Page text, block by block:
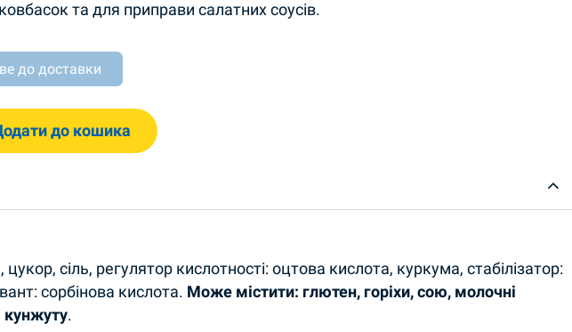
та для приправи салатних соусів.
до доставки
190g Delicco quantity
до кошика
цукор, сіль, регулятор кислотності: оцтова кислота, куркума, стабілізатор:
сорбінова кислота. Може містити: глютен, горіхи, сою, молочні
кунжуту.